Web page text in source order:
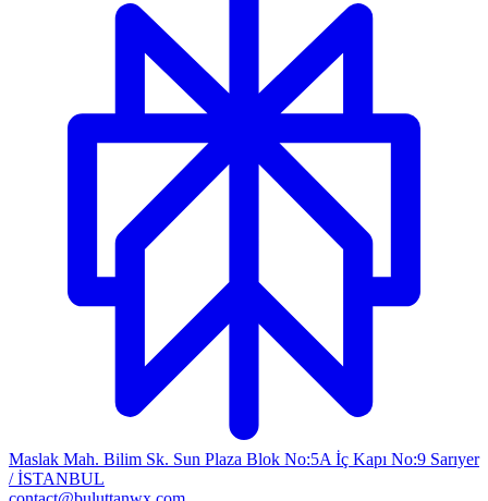
Maslak Mah. Bilim Sk. Sun Plaza Blok No:5A İç Kapı No:9 Sarıyer
/ İSTANBUL